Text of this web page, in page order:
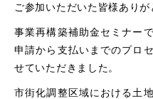
ご参加いただいた皆様ありが
事業再構築補助金セミナー
申請から支払いまでのプロ
せていただきました。
市街化調整区域における土